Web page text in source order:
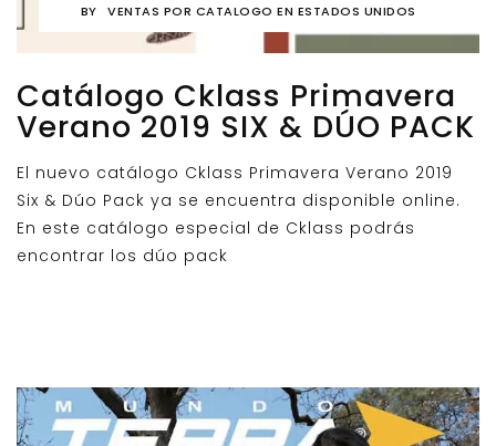
BY
VENTAS POR CATALOGO EN ESTADOS UNIDOS
Catálogo Cklass Primavera
Verano 2019 SIX & DÚO PACK
El nuevo catálogo Cklass Primavera Verano 2019
Six & Dúo Pack ya se encuentra disponible online.
En este catálogo especial de Cklass podrás
encontrar los dúo pack